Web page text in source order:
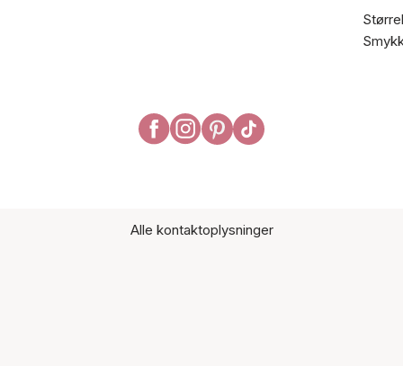
Alle kontaktoplysninger